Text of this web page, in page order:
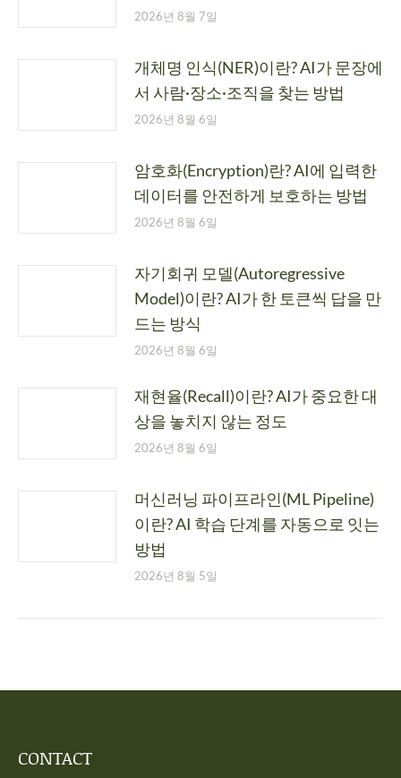
2026년 8월 7일
개체명 인식(NER)이란? AI가 문장에
서 사람·장소·조직을 찾는 방법
2026년 8월 6일
암호화(Encryption)란? AI에 입력한
데이터를 안전하게 보호하는 방법
2026년 8월 6일
자기회귀 모델(Autoregressive
Model)이란? AI가 한 토큰씩 답을 만
드는 방식
2026년 8월 6일
재현율(Recall)이란? AI가 중요한 대
상을 놓치지 않는 정도
2026년 8월 6일
머신러닝 파이프라인(ML Pipeline)
이란? AI 학습 단계를 자동으로 잇는
방법
2026년 8월 5일
CONTACT